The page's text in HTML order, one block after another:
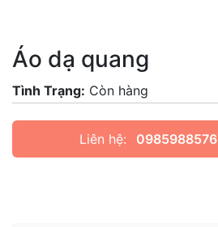
Áo dạ quang
Tình Trạng: Còn hàng
Liên hệ: 0985988576